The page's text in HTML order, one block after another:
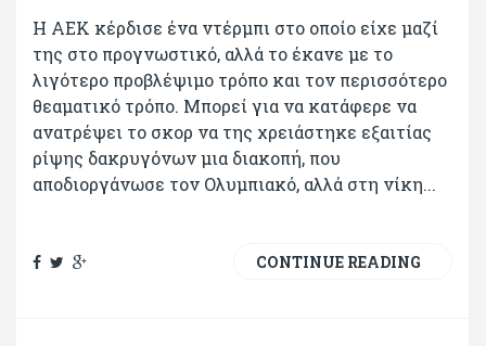
Η ΑΕΚ κέρδισε ένα ντέρμπι στο οποίο είχε μαζί
της στο προγνωστικό, αλλά το έκανε με το
λιγότερο προβλέψιμο τρόπο και τον περισσότερο
θεαματικό τρόπο. Μπορεί για να κατάφερε να
ανατρέψει το σκορ να της χρειάστηκε εξαιτίας
ρίψης δακρυγόνων μια διακοπή, που
αποδιοργάνωσε τον Ολυμπιακό, αλλά στη νίκη...
CONTINUE READING